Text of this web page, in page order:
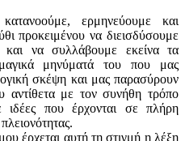
ερμηνεύουμε και
προκειμένου να διεισδύσουμε
και να συλλάβουμε εκείνα τα
μηνύματά του που μας
σκέψη και μας παρασύρουν
αντίθετα με τον συνήθη τρόπο
που έρχονται σε πλήρη
έρχεται αυτή τη στιγμή η λέξη